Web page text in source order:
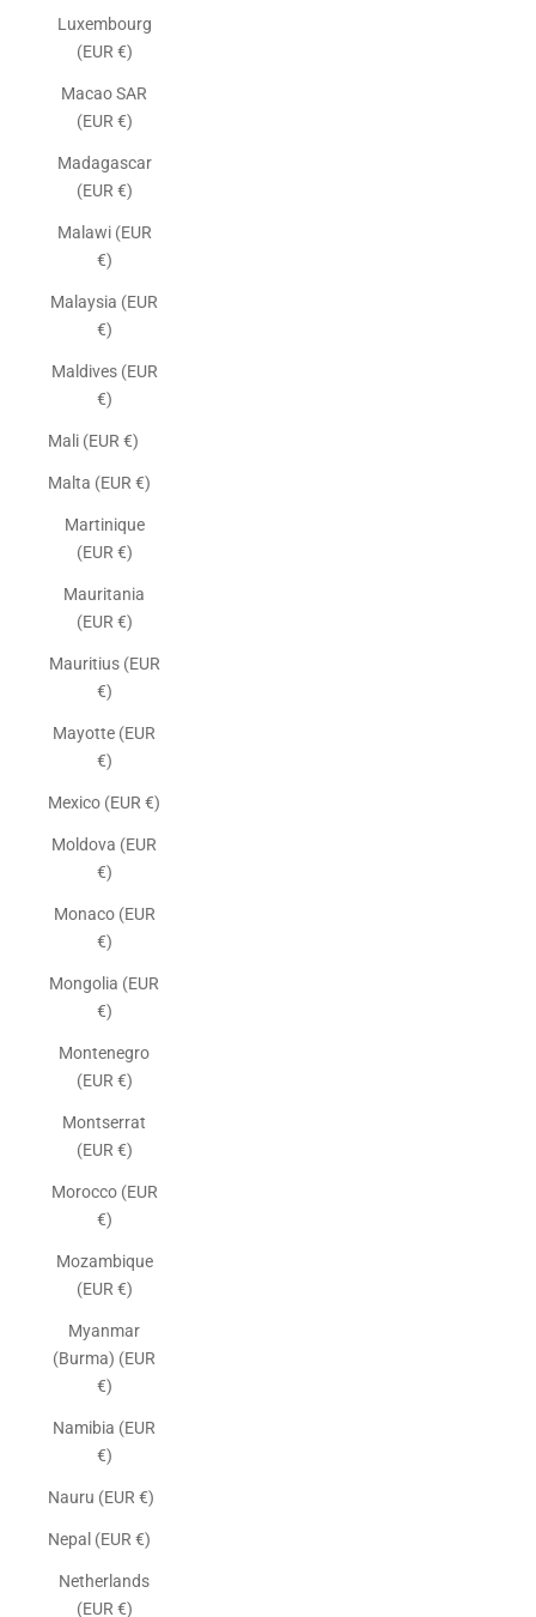
Luxembourg
(EUR €)
Macao SAR
(EUR €)
Madagascar
(EUR €)
Malawi (EUR
€)
Malaysia (EUR
€)
Maldives (EUR
€)
Mali (EUR €)
Malta (EUR €)
Martinique
(EUR €)
Mauritania
(EUR €)
Mauritius (EUR
€)
Mayotte (EUR
€)
Mexico (EUR €)
Moldova (EUR
€)
Monaco (EUR
€)
Mongolia (EUR
€)
Montenegro
(EUR €)
Montserrat
(EUR €)
Morocco (EUR
€)
Mozambique
(EUR €)
Myanmar
(Burma) (EUR
€)
Namibia (EUR
€)
Nauru (EUR €)
Nepal (EUR €)
Netherlands
(EUR €)